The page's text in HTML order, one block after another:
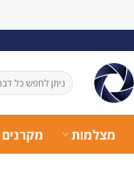
חיפוש
עבור:
מצלמות מקרנים